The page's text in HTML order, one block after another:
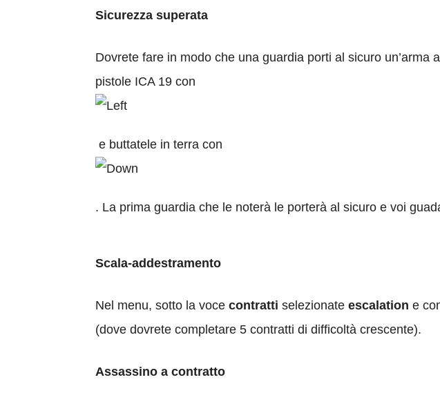
Sicurezza superata
Dovrete fare in modo che una guardia porti al sicuro un’arma
pistole ICA 19 con
e buttatele in terra con
. La prima guardia che le noterà le porterà al sicuro e voi
Scala-addestramento
Nel menu, sotto la voce contratti selezionate escalation e
(dove dovrete completare 5 contratti di difficoltà crescente).
Assassino a contratto